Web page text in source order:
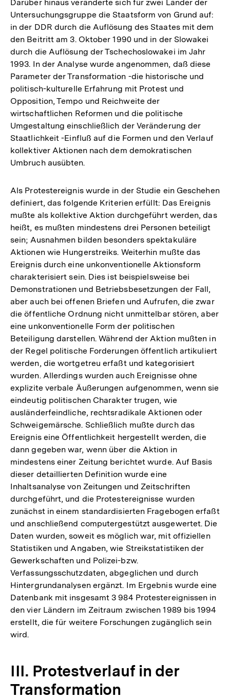
Darüber hinaus veränderte sich für zwei Länder der
Untersuchungsgruppe die Staatsform von Grund auf:
in der DDR durch die Auflösung des Staates mit dem
den Beitritt am 3. Oktober 1990 und in der Slowakei
durch die Auflösung der Tschechoslowakei im Jahr
1993. In der Analyse wurde angenommen, daß diese
Parameter der Transformation -die historische und
politisch-kulturelle Erfahrung mit Protest und
Opposition, Tempo und Reichweite der
wirtschaftlichen Reformen und die politische
Umgestaltung einschließlich der Veränderung der
Staatlichkeit -Einfluß auf die Formen und den Verlauf
kollektiver Aktionen nach dem demokratischen
Umbruch ausübten.
Als Protestereignis wurde in der Studie ein Geschehen
definiert, das folgende Kriterien erfüllt: Das Ereignis
mußte als kollektive Aktion durchgeführt werden, das
heißt, es mußten mindestens drei Personen beteiligt
sein; Ausnahmen bilden besonders spektakuläre
Aktionen wie Hungerstreiks. Weiterhin mußte das
Ereignis durch eine unkonventionelle Aktionsform
charakterisiert sein. Dies ist beispielsweise bei
Demonstrationen und Betriebsbesetzungen der Fall,
aber auch bei offenen Briefen und Aufrufen, die zwar
die öffentliche Ordnung nicht unmittelbar stören, aber
eine unkonventionelle Form der politischen
Beteiligung darstellen. Während der Aktion mußten in
der Regel politische Forderungen öffentlich artikuliert
werden, die wortgetreu erfaßt und kategorisiert
wurden. Allerdings wurden auch Ereignisse ohne
explizite verbale Äußerungen aufgenommen, wenn sie
eindeutig politischen Charakter trugen, wie
ausländerfeindliche, rechtsradikale Aktionen oder
Schweigemärsche. Schließlich mußte durch das
Ereignis eine Öffentlichkeit hergestellt werden, die
dann gegeben war, wenn über die Aktion in
mindestens einer Zeitung berichtet wurde. Auf Basis
dieser detaillierten Definition wurde eine
Inhaltsanalyse von Zeitungen und Zeitschriften
durchgeführt, und die Protestereignisse wurden
zunächst in einem standardisierten Fragebogen erfaßt
und anschließend computergestützt ausgewertet. Die
Daten wurden, soweit es möglich war, mit offiziellen
Statistiken und Angaben, wie Streikstatistiken der
Gewerkschaften und Polizei-bzw.
Verfassungsschutzdaten, abgeglichen und durch
Hintergrundanalysen ergänzt. Im Ergebnis wurde eine
Datenbank mit insgesamt 3 984 Protestereignissen in
den vier Ländern im Zeitraum zwischen 1989 bis 1994
erstellt, die für weitere Forschungen zugänglich sein
wird.
III. Protestverlauf in der
Transformation